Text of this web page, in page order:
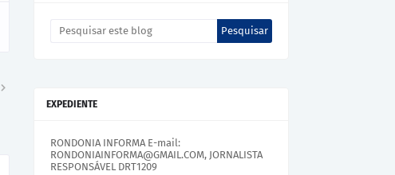
EXPEDIENTE
RONDONIA INFORMA E-mail:
RONDONIAINFORMA@GMAIL.COM, JORNALISTA
RESPONSÁVEL DRT1209